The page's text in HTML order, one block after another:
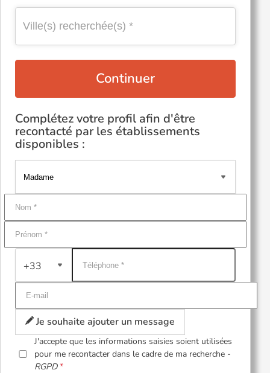
Continuer
Complétez votre profil afin d'être
recontacté par les établissements
disponibles :
+33
Je souhaite ajouter un message
J'accepte que les informations saisies soient utilisées
pour me recontacter dans le cadre de ma recherche -
RGPD